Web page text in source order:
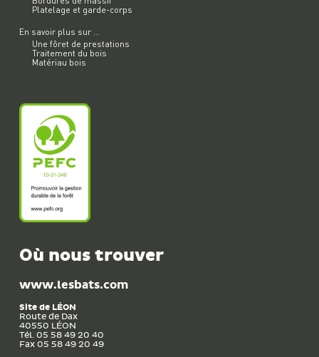
Platelage et garde-corps
En savoir plus sur ...
Une fôret de prestations
Traitement du bois
Matériau bois
Où nous trouver
www.lesbats.com
Site de LÉON
Route de Dax
40550 LÉON
Tél. 05 58 49 20 40
Fax 05 58 49 20 49